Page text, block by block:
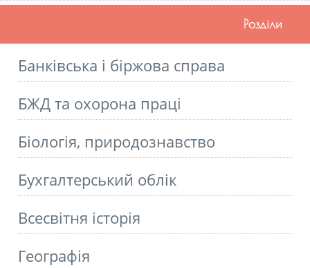
Розділи
Банківська і біржова справа
БЖД та охорона праці
Біологія, природознавство
Бухгалтерський облік
Всесвітня історія
Географія